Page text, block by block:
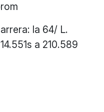
la 64/ L.
a 210.589